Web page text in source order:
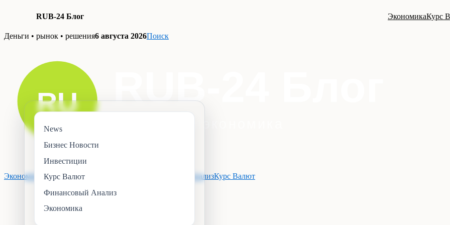
RUB-24 Блог ЭкономикаКурс
Skip
Деньги • рынок • решения6 августа 2026Поиск
Экономика Инвестиции Финансовый АнализКурс Валют
News
Бизнес Новости
Инвестиции
Курс Валют
Финансовый Анализ
Экономика